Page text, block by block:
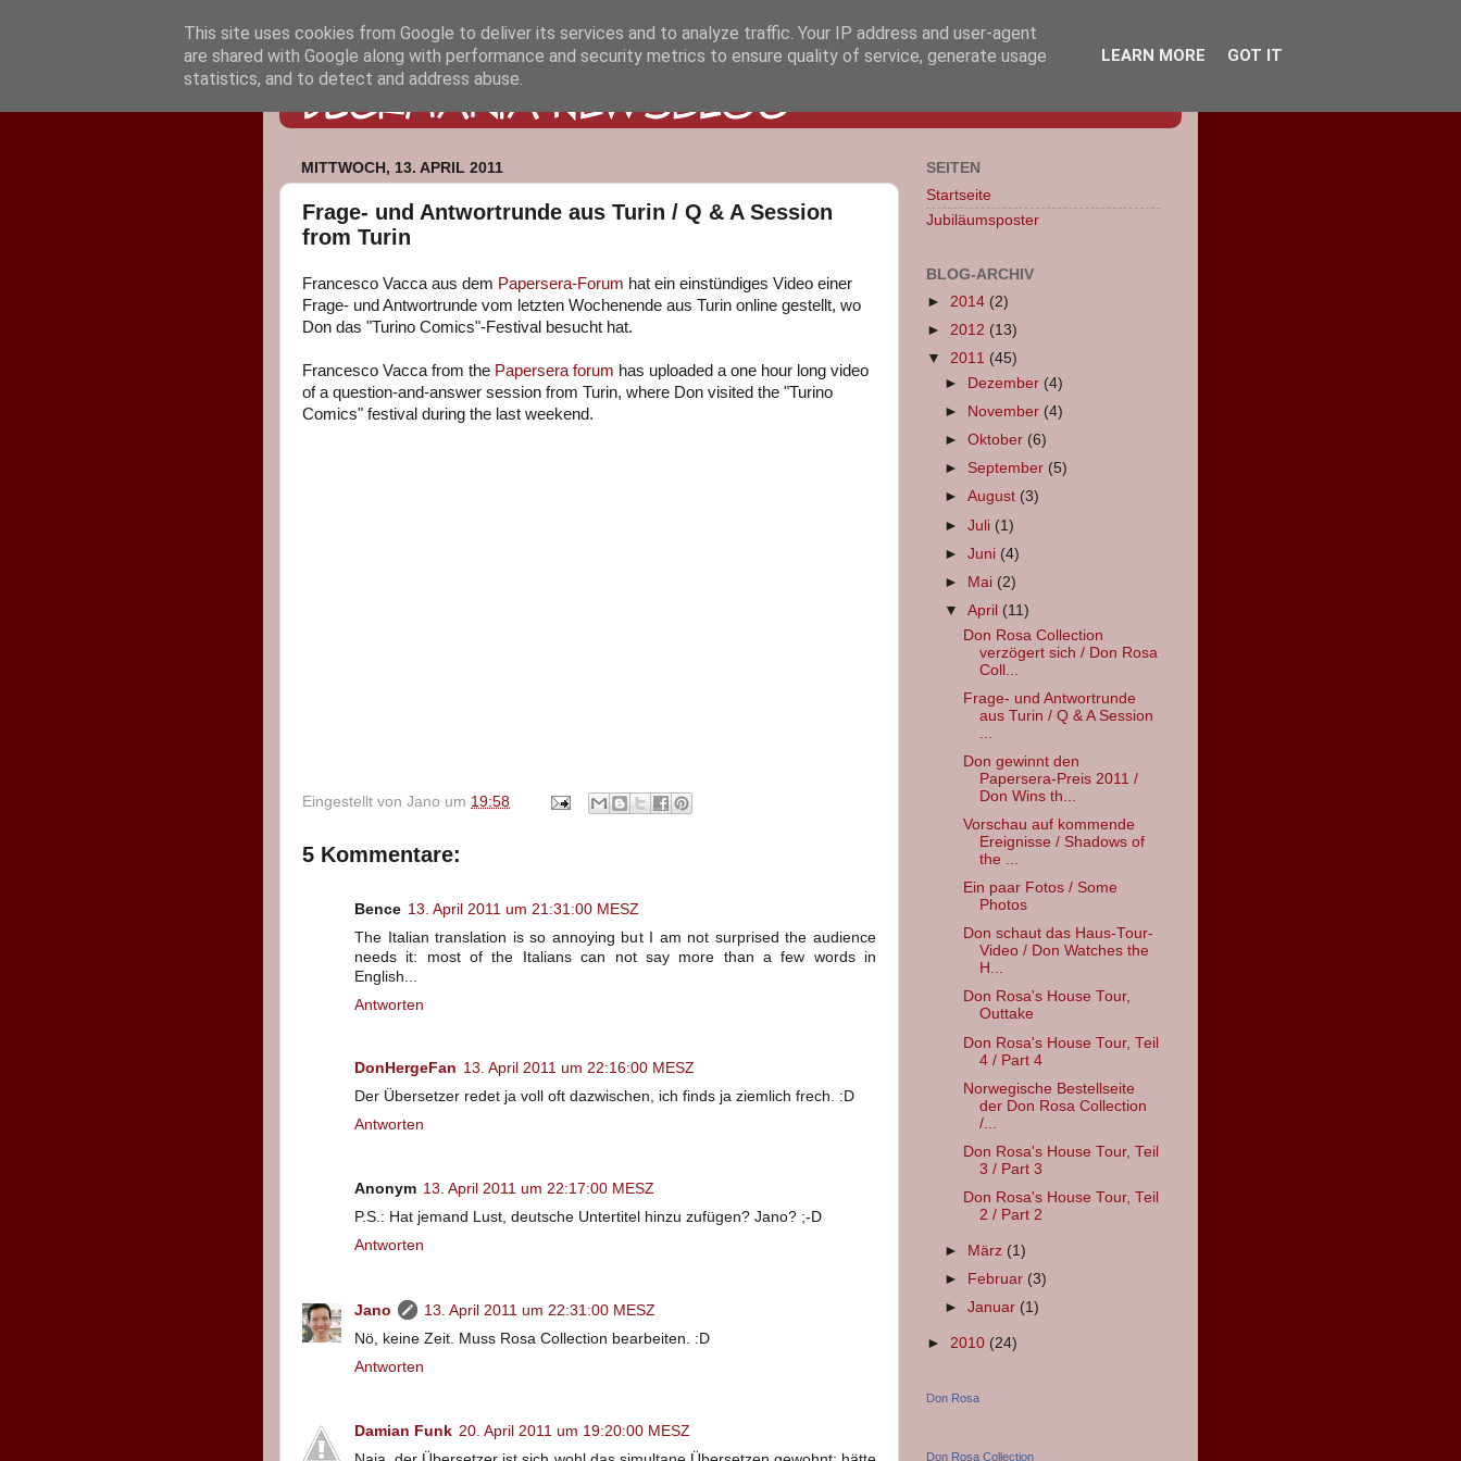
MITTWOCH, 13. APRIL 2011
Frage- und Antwortrunde aus Turin / Q & A Session
from Turin
Francesco Vacca aus dem Papersera-Forum hat ein einstündiges Video einer
Frage- und Antwortrunde vom letzten Wochenende aus Turin online gestellt, wo
Don das "Turino Comics"-Festival besucht hat.
Francesco Vacca from the Papersera forum has uploaded a one hour long video
of a question-and-answer session from Turin, where Don visited the "Turino
Comics" festival during the last weekend.
Eingestellt von Jano um 19:58
5 Kommentare:
Bence 13. April 2011 um 21:31:00 MESZ
The Italian translation is so annoying but I am not surprised the audience
needs it: most of the Italians can not say more than a few words in
English...
Antworten
DonHergeFan 13. April 2011 um 22:16:00 MESZ
Der Übersetzer redet ja voll oft dazwischen, ich finds ja ziemlich frech. :D
Antworten
Anonym 13. April 2011 um 22:17:00 MESZ
P.S.: Hat jemand Lust, deutsche Untertitel hinzu zufügen? Jano? ;-D
Antworten
Jano
13. April 2011 um 22:31:00 MESZ
Nö, keine Zeit. Muss Rosa Collection bearbeiten. :D
Antworten
Damian Funk 20. April 2011 um 19:20:00 MESZ
SEITEN
Startseite
Jubiläumsposter
BLOG-ARCHIV
► 2014 (2)
► 2012 (13)
▼ 2011 (45)
►
Dezember (4)
►
November (4)
►Oktober (6)
► September (5)
►August (3)
►Juli (1)
►Juni (4)
►
Mai (2)
▼April (11)
Don Rosa Collection
verzögert sich / Don Rosa
Coll...
Frage- und Antwortrunde
aus Turin / Q & A Session
Don gewinnt den
Papersera-Preis 2011 /
Don Wins th...
Vorschau auf kommende
Ereignisse / Shadows of
the ...
Ein paar Fotos / Some
Photos
Don schaut das Haus-Tour-
Video / Don Watches the
H...
Don Rosa's House Tour,
Outtake
Don Rosa's House Tour, Teil
4 / Part 4
Norwegische Bestellseite
der Don Rosa Collection
/...
Don Rosa's House Tour, Teil
3 / Part 3
Don Rosa's House Tour, Teil
2 / Part 2
► März (1)
►
Februar (3)
►Januar (1)
► 2010 (24)
Don Rosa
Don Rosa Collection
This site uses cookies from Google to deliver its services and to analyze traffic. Your IP address and user-agent
are shared with Google along with performance and security metrics to ensure quality of service, generate usage
statistics, and to detect and address abuse.
LEARN MORE GOT IT